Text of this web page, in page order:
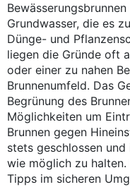
Grundwasser, die es
Dünge- und
liegen die Gründe oft
oder einer zu nahen
Brunnenumfeld. Das
Begrünung des
Möglichkeiten um
Brunnen gegen
stets geschlossen
wie möglich zu
Tipps im sicheren